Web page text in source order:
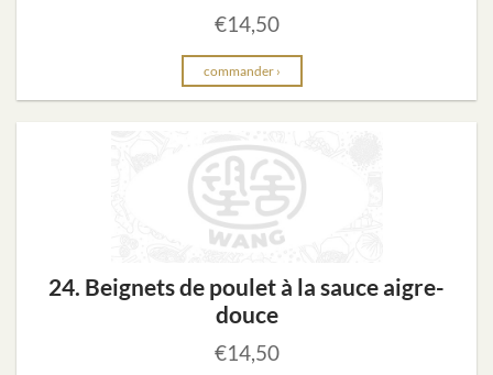
€14,50
commander ›
24. Beignets de poulet à la sauce aigre-
douce
€14,50